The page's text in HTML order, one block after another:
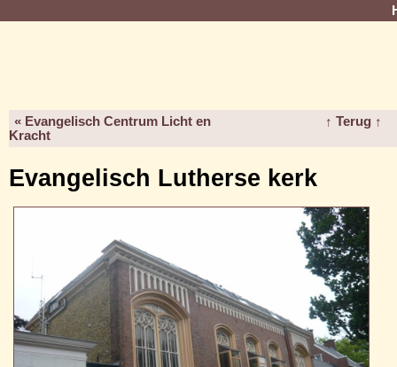
« Evangelisch Centrum Licht en
Kracht
↑ Terug ↑
Evangelisch Lutherse kerk